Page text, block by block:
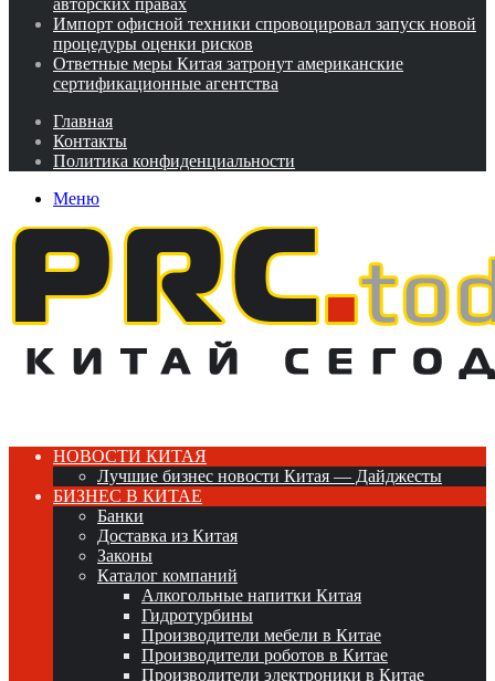
авторских правах
Импорт офисной техники спровоцировал запуск новой
процедуры оценки рисков
Ответные меры Китая затронут американские
сертификационные агентства
Главная
Контакты
Политика конфиденциальности
Меню
НОВОСТИ КИТАЯ
Лучшие бизнес новости Китая — Дайджесты
БИЗНЕС В КИТАЕ
Банки
Доставка из Китая
Законы
Каталог компаний
Алкогольные напитки Китая
Гидротурбины
Производители мебели в Китае
Производители роботов в Китае
Производители электроники в Китае